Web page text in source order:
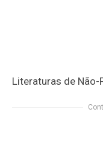
Literaturas de